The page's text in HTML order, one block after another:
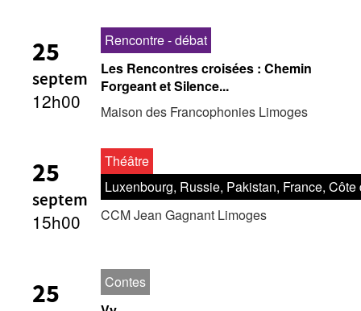
25
septem
12h00
Rencontre - débat
Les Rencontres croisées : Chemin
Forgeant et Silence...
Maison des Francophonies Limoges
25
septem
15h00
Théâtre
Luxenbourg, Russie, Pakistan, France, Côte
L’Enfant-soldat née Musique
CCM Jean Gagnant Limoges
25
Contes